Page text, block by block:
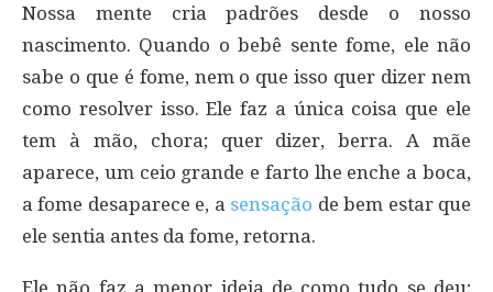
Nossa mente cria padrões desde o nosso
nascimento. Quando o bebê sente fome, ele não
sabe o que é fome, nem o que isso quer dizer nem
como resolver isso. Ele faz a única coisa que ele
tem à mão, chora; quer dizer, berra. A mãe
aparece, um ceio grande e farto lhe enche a boca,
a fome desaparece e, a sensação de bem estar que
ele sentia antes da fome, retorna.